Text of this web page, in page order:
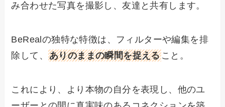
み合わせた写真を撮影し、友達と共有します。
BeRealの独特な特徴は、フィルターや編集を排
除して、ありのままの瞬間を捉えること。
これにより、より本物の自分を表現し、他のユ